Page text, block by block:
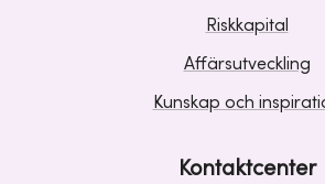
Riskkapital
Affärsutveckling
Kunskap och
Kontaktcenter